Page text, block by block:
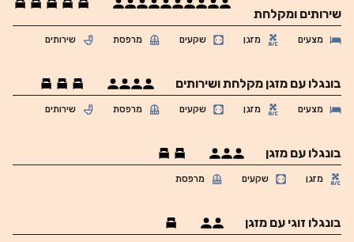
שירותים ומקלחת
מצעים מזגן שקעים מרפסת שירותים
בונגלו עם מזגן מקלחת ושירותים
מצעים מזגן שקעים מרפסת שירותים
בונגלו עם מזגן
מזגן שקעים מרפסת
בונגלו זוגי עם מזגן